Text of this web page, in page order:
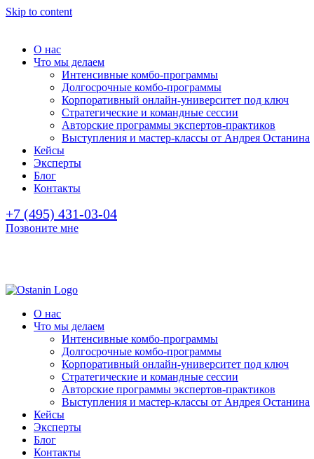
Skip to content
О нас
Что мы делаем
Интенсивные комбо-программы
Долгосрочные комбо-программы
Корпоративный онлайн-университет под ключ
Стратегические и командные сессии
Авторские программы экспертов-практиков
Выступления и мастер-классы от Андрея Останина
Кейсы
Эксперты
Блог
Контакты
+7 (495) 431-03-04
Позвоните мне
О нас
Что мы делаем
Интенсивные комбо-программы
Долгосрочные комбо-программы
Корпоративный онлайн-университет под ключ
Стратегические и командные сессии
Авторские программы экспертов-практиков
Выступления и мастер-классы от Андрея Останина
Кейсы
Эксперты
Блог
Контакты